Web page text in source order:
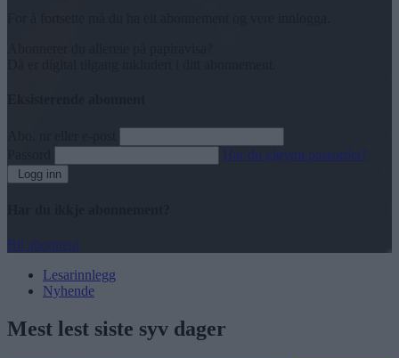
Har du gløymt passordet?
Logg inn
Bli abonnent
Lesarinnlegg
Nyhende
Mest lest siste syv dager